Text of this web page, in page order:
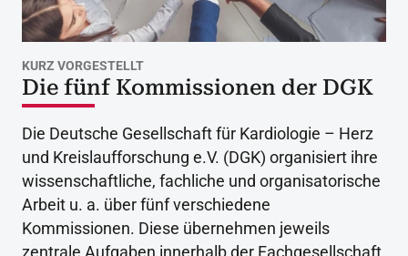
KURZ VORGESTELLT
Die fünf Kommissionen der DGK
Die Deutsche Gesellschaft für Kardiologie – Herz
und Kreislaufforschung e.V. (DGK) organisiert ihre
wissenschaftliche, fachliche und organisatorische
Arbeit u. a. über fünf verschiedene
Kommissionen. Diese übernehmen jeweils
zentrale Aufgaben innerhalb der Fachgesellschaft